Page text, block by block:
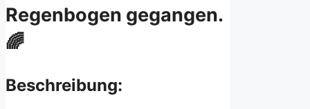
Regenbogen gegangen.
🌈
Beschreibung: